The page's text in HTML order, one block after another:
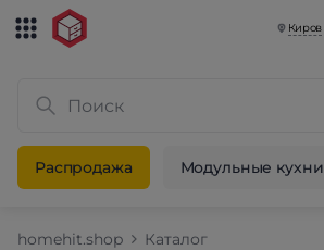
Киров
Распродажа Модульные кухни
homehit.shop Каталог